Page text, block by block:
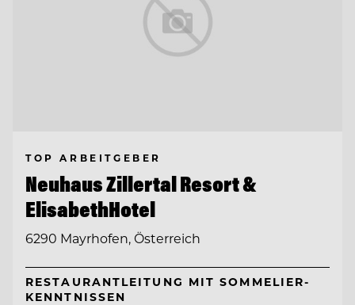
TOP ARBEITGEBER
Neuhaus Zillertal Resort &
ElisabethHotel
6290 Mayrhofen, Österreich
RESTAURANTLEITUNG MIT SOMMELIER-
KENNTNISSEN